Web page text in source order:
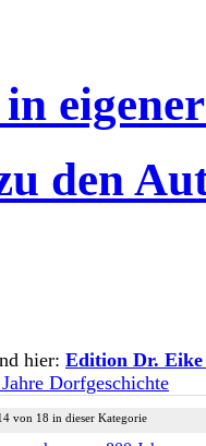
den
hier: Edition Dr. Eike
Dorfgeschichte
von 18 in dieser Kategorie